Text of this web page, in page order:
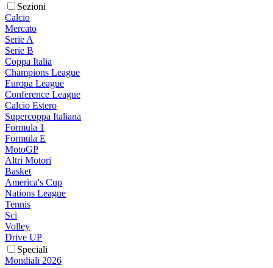
Sezioni
Calcio
Mercato
Serie A
Serie B
Coppa Italia
Champions League
Europa League
Conference League
Calcio Estero
Supercoppa Italiana
Formula 1
Formula E
MotoGP
Altri Motori
Basket
America's Cup
Nations League
Tennis
Sci
Volley
Drive UP
Speciali
Mondiali 2026